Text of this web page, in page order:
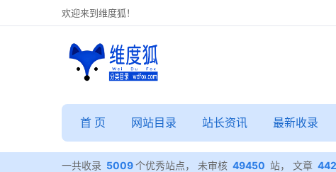
欢迎来到维度狐！
首 页 网站目录 站长资讯 最新收录
一共收录 5009个优秀站点， 未审核 49450 站， 文章 442